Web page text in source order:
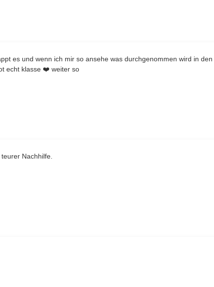
es und wenn ich mir so ansehe was durchgenommen wird in
echt klasse ❤️ weiter so
Nachhilfe.